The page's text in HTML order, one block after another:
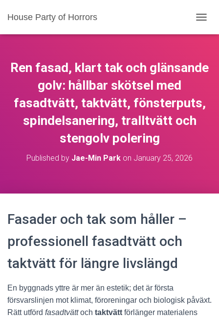
House Party of Horrors
O
L
E
I
Ren fasad, klart tak och glänsande
golv: hållbar skötsel med
fasadtvätt, taktvätt, fönsterputs,
spindelsanering, tralltvätt och
stengolv polering
Published by Jae-Min Park on January 25, 2026
Fasader och tak som håller –
professionell fasadtvätt och
taktvätt för längre livslängd
En byggnads yttre är mer än estetik; det är första
försvarslinjen mot klimat, föroreningar och biologisk påväxt.
Rätt utförd fasadtvättoch taktvätt förlänger materialens